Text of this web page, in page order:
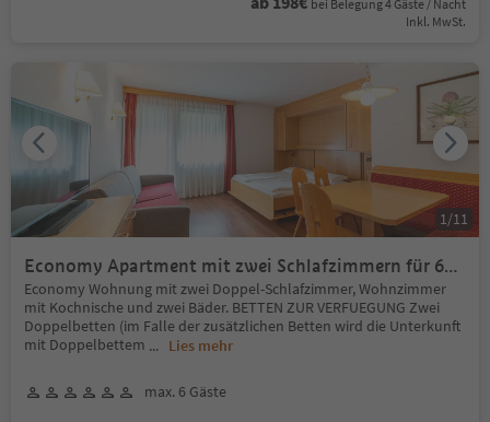
bei Belegung 4 Gäste / Nacht
Inkl. MwSt.
Economy Apartment mit zwei Schlafzimmern für 6
Personen
Economy Wohnung mit zwei Doppel-Schlafzimmer, Wohnzimmer
mit Kochnische und zwei Bäder. BETTEN ZUR VERFUEGUNG Zwei
Doppelbetten (im Falle der zusätzlichen Betten wird die Unterkunft
mit Doppelbettem ... Lies mehr
max. 6 Gäste
1/11